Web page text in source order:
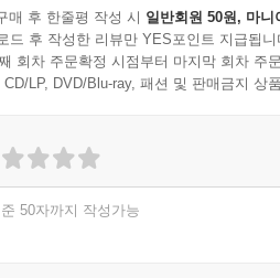
매 후 한줄평 작성 시 일반회원 50원, 마니
드 후 작성한 리뷰만 YES포인트 지급됩니
회차 주문확정 시점부터 마지막 회차 주
LP, DVD/Blu-ray, 패션 및 판매금지 상
50자까지 작성가능